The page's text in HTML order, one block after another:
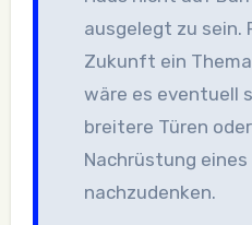
ausgelegt zu sein.
Zukunft ein
wäre es eventuell
breitere Türen
Nachrüstung
nachzudenken.